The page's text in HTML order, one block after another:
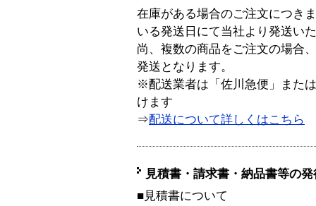
在庫がある場合のご注文につき
いる発送日にて当社より発送い
尚、複数の商品をご注文の場合
発送となります。
※配送業者は「佐川急便」また
けます
⇒配送について詳しくはこちら
見積書・請求書・納品書等の
■見積書について